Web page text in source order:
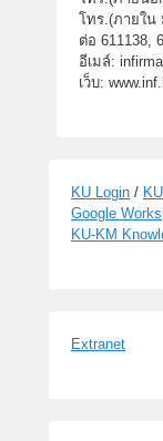
โทร.(ภายใน
ต่อ 611138,
อีเมล์:
เว็บ:
KU Login /
Google
KU-KM
Extranet